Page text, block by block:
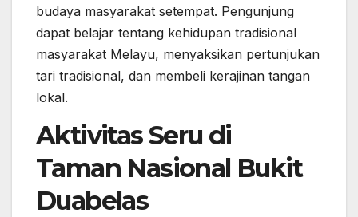
budaya masyarakat setempat. Pengunjung
dapat belajar tentang kehidupan tradisional
masyarakat Melayu, menyaksikan pertunjukan
tari tradisional, dan membeli kerajinan tangan
lokal.
Aktivitas Seru di
Taman Nasional Bukit
Duabelas